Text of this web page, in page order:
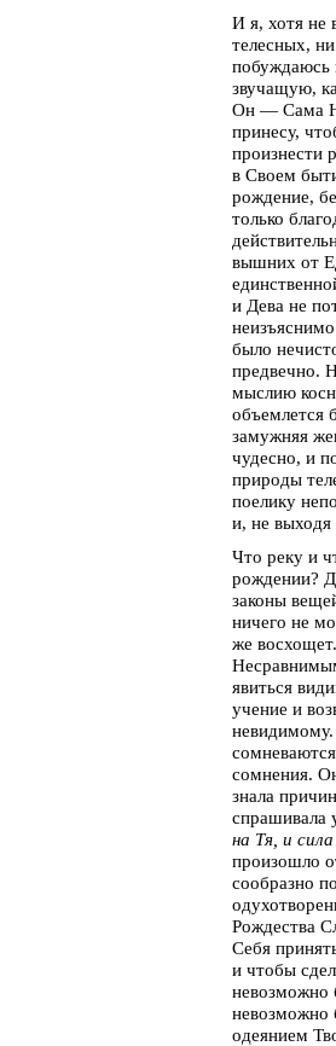
И я, хотя не
телесных,
побуждаюсь
звучащую,
Он — Сама
принесу,
произнести
в Своем
рождение,
только
вышних от
и Дева не
было
предвечно.
мыслию
объемлется
замужняя
чудесно, и
природы
поелику
и, не выходя
Что реку и
рождении?
законы
ничего не
же
явиться
учение и
невидимому.
сомнения.
знала
спрашивала
на Тя, и
произошло
сообразно
Рождества
Себя
и чтобы
невозможно
невозможно
одеянием